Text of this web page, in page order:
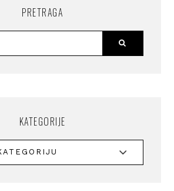
PRETRAGA
KATEGORIJE